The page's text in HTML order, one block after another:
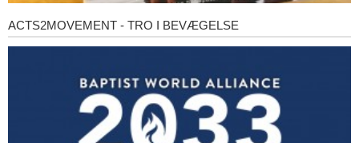
Acts2Movement
-
ACTS2MOVEMENT - TRO I BEVÆGELSE